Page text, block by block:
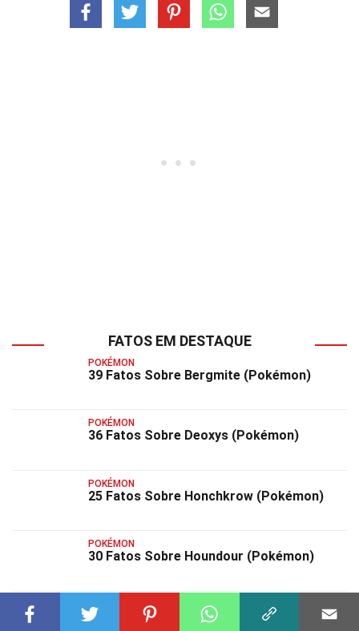
FATOS EM DESTAQUE
POKÉMON
39 Fatos Sobre Bergmite (Pokémon)
POKÉMON
36 Fatos Sobre Deoxys (Pokémon)
POKÉMON
25 Fatos Sobre Honchkrow (Pokémon)
POKÉMON
30 Fatos Sobre Houndour (Pokémon)
33 Fatos Sobre Klefki (Pokémon)